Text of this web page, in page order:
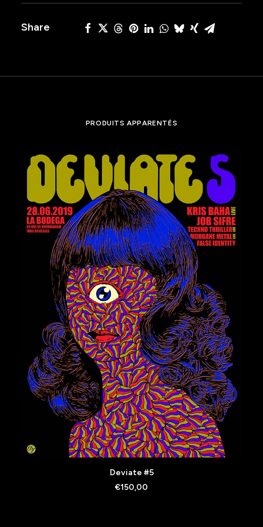
Joe
Share
PRODUITS APPARENTÉS
AJOUTER AU PANIER
Deviate #5
€150,00